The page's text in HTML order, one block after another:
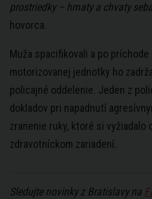
prostriedky – hmaty a chvaty
hovorca.
Muža spacifikovali a po
motorizovanej jednotky ho
policajné oddelenie. Jeden z
dokladov pri napadnutí
zranenie ruky, ktoré si vyžiadalo
zdravotníckom zariadení.
Sledujte novinky z Bratislavy na